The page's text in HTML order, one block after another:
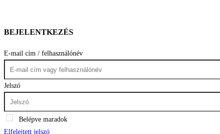
BEJELENTKEZÉS
E-mail cím / felhasználónév
Jelszó
Belépve maradok
Elfelejtett jelszó